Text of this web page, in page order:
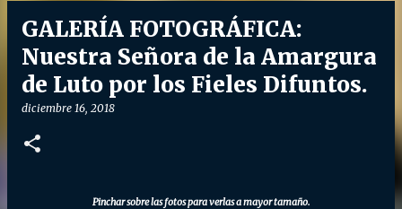
GALERÍA FOTOGRÁFICA:
Nuestra Señora de la Amargura
de Luto por los Fieles Difuntos.
diciembre 16, 2018
Pinchar sobre las fotos para verlas a mayor tamaño.